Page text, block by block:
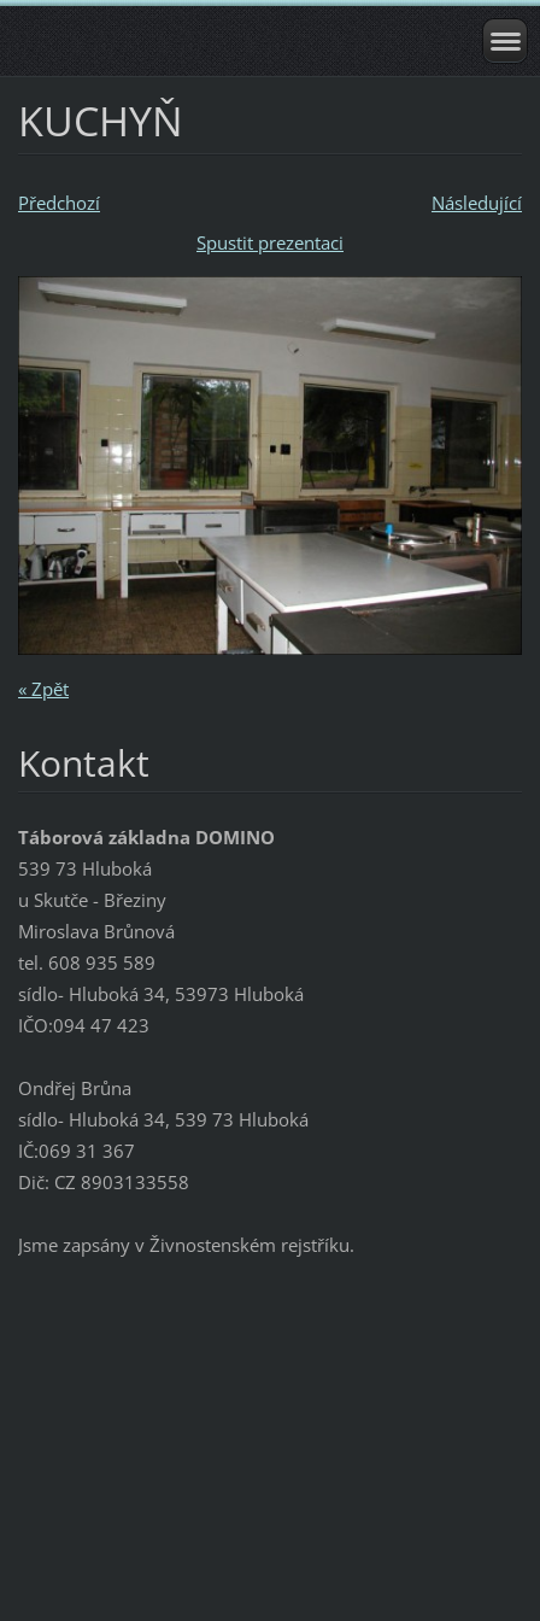
KUCHYŇ
Předchozí
Následující
Spustit prezentaci
« Zpět
Kontakt
Táborová základna DOMINO
539 73 Hluboká
u Skutče - Březiny
Miroslava Brůnová
tel. 608 935 589
sídlo- Hluboká 34, 53973 Hluboká
IČO:094 47 423
Ondřej Brůna
sídlo- Hluboká 34, 539 73 Hluboká
IČ:069 31 367
Dič: CZ 8903133558
Jsme zapsány v Živnostenském rejstříku.